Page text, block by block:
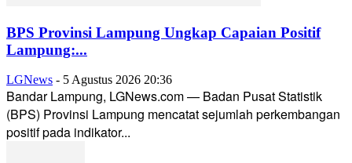
BPS Provinsi Lampung Ungkap Capaian Positif
Lampung:...
LGNews - 5 Agustus 2026 20:36
Bandar Lampung, LGNews.com — Badan Pusat Statistik
(BPS) Provinsi Lampung mencatat sejumlah perkembangan
positif pada indikator...